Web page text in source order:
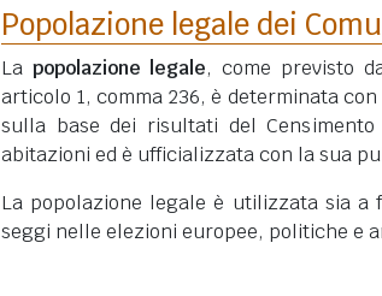
Popolazione legale dei
La popolazione legale, come previsto
articolo 1, comma 236, è determinata
sulla base dei risultati del
abitazioni ed è ufficializzata con la sua
La popolazione legale è utilizzata sia
seggi nelle elezioni europee, politiche e